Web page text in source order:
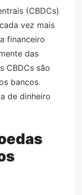
(CBDCs)
vez mais
financeiro
das
CBDCs são
bancos
de dinheiro